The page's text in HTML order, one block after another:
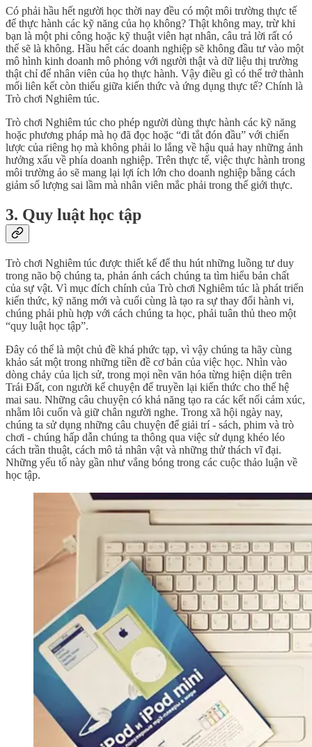
Có phải hầu hết người học thời nay đều có một môi trường thực tế
để thực hành các kỹ năng của họ không? Thật không may, trừ khi
bạn là một phi công hoặc kỹ thuật viên hạt nhân, câu trả lời rất có
thể sẽ là không. Hầu hết các doanh nghiệp sẽ không đầu tư vào một
mô hình kinh doanh mô phỏng với người thật và dữ liệu thị trường
thật chỉ để nhân viên của họ thực hành. Vậy điều gì có thể trở thành
mối liên kết còn thiếu giữa kiến thức và ứng dụng thực tế? Chính là
Trò chơi Nghiêm túc.
Trò chơi Nghiêm túc cho phép người dùng thực hành các kỹ năng
hoặc phương pháp mà họ đã đọc hoặc “đi tắt đón đầu” với chiến
lược của riêng họ mà không phải lo lắng về hậu quả hay những ảnh
hưởng xấu về phía doanh nghiệp. Trên thực tế, việc thực hành trong
môi trường ảo sẽ mang lại lợi ích lớn cho doanh nghiệp bằng cách
giảm số lượng sai lầm mà nhân viên mắc phải trong thế giới thực.
3. Quy luật học tập
Trò chơi Nghiêm túc được thiết kế để thu hút những luồng tư duy
trong não bộ chúng ta, phản ánh cách chúng ta tìm hiểu bản chất
của sự vật. Vì mục đích chính của Trò chơi Nghiêm túc là phát triển
kiến thức, kỹ năng mới và cuối cùng là tạo ra sự thay đổi hành vi,
chúng phải phù hợp với cách chúng ta học, phải tuân thủ theo một
“quy luật học tập”.
Đây có thể là một chủ đề khá phức tạp, vì vậy chúng ta hãy cùng
khảo sát một trong những tiền đề cơ bản của việc học. Nhìn vào
dòng chảy của lịch sử, trong mọi nền văn hóa từng hiện diện trên
Trái Đất, con người kể chuyện để truyền lại kiến thức cho thế hệ
mai sau. Những câu chuyện có khả năng tạo ra các kết nối cảm xúc,
nhằm lôi cuốn và giữ chân người nghe. Trong xã hội ngày nay,
chúng ta sử dụng những câu chuyện để giải trí - sách, phim và trò
chơi - chúng hấp dẫn chúng ta thông qua việc sử dụng khéo léo
cách trần thuật, cách mô tả nhân vật và những thử thách vĩ đại.
Những yếu tố này gần như vắng bóng trong các cuộc thảo luận về
học tập.